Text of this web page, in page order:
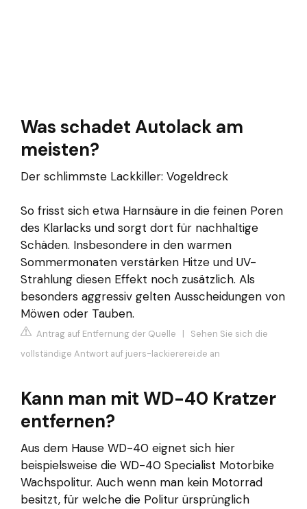
Was schadet Autolack am
meisten?
Der schlimmste Lackkiller: Vogeldreck
So frisst sich etwa Harnsäure in die feinen Poren
des Klarlacks und sorgt dort für nachhaltige
Schäden. Insbesondere in den warmen
Sommermonaten verstärken Hitze und UV-
Strahlung diesen Effekt noch zusätzlich. Als
besonders aggressiv gelten Ausscheidungen von
Möwen oder Tauben.
Antrag auf Entfernung der Quelle | Sehen Sie sich die
vollständige Antwort auf juers-lackiererei.de an
Kann man mit WD-40 Kratzer
entfernen?
Aus dem Hause WD-40 eignet sich hier
beispielsweise die WD-40 Specialist Motorbike
Wachspolitur. Auch wenn man kein Motorrad
besitzt, für welche die Politur ürsprünglich